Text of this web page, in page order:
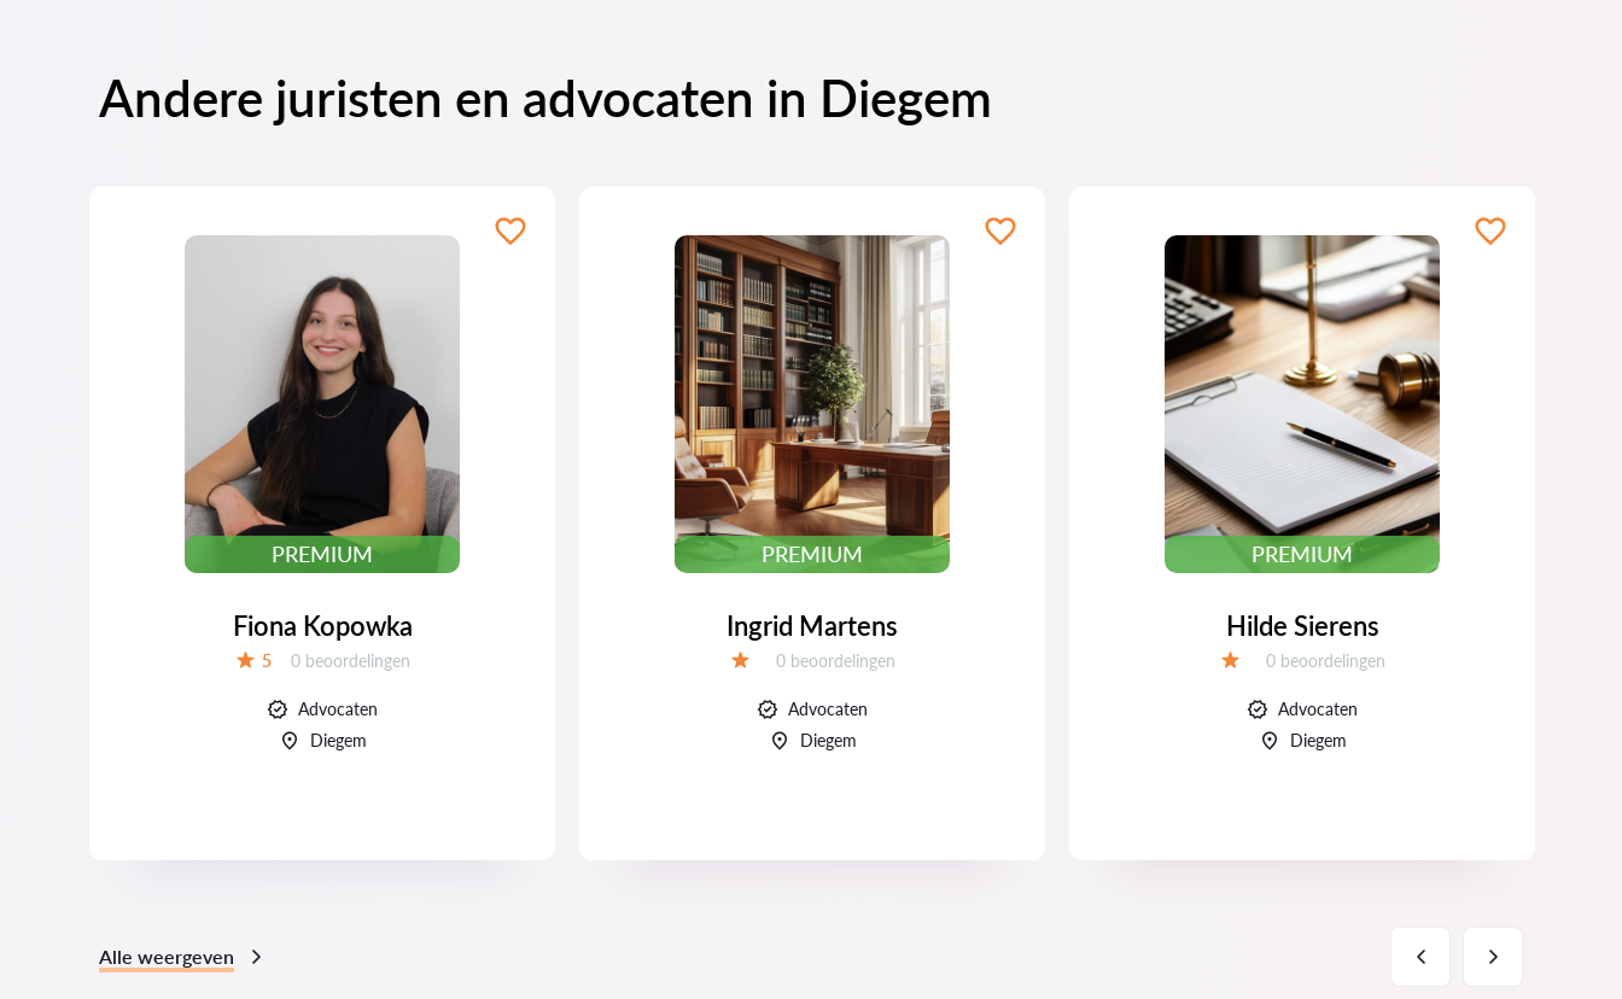
Andere juristen en advocaten in Diegem
PREMIUM
Fiona Kopowka
5 Beoordelingen:
0 beoordelingen
Advocaten
Diegem
PREMIUM
Ingrid Martens
Beoordelingen:
0 beoordelingen
Advocaten
Diegem
PREMIUM
Hilde Sierens
Beoordelingen:
0 beoordelingen
Advocaten
Diegem
Alle weergeven